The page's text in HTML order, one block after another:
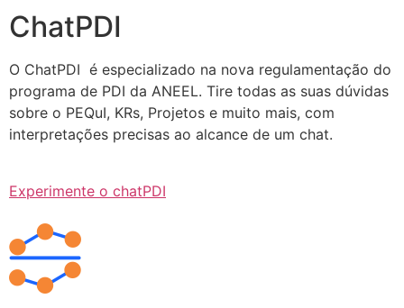
ChatPDI
O ChatPDI é especializado na nova regulamentação do
programa de PDI da ANEEL. Tire todas as suas dúvidas
sobre o PEQuI, KRs, Projetos e muito mais, com
interpretações precisas ao alcance de um chat.
Experimente o chatPDI